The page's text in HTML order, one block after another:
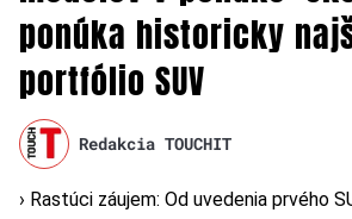
ponúka historicky
portfólio SUV
Redakcia TOUCHIT
› Rastúci záujem: Od uvedenia prvého